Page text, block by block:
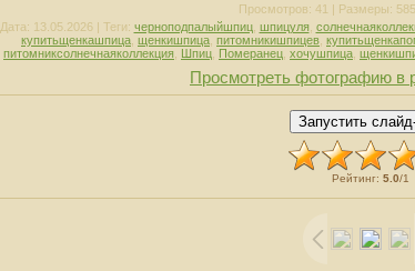
Просмотров: 41 | Размеры:
Дата: 13.05.2026 | Теги: черноподпалыйшпиц, шпицуля,
купитьщенкашпица щенкишпица питомникишпицев
питомниксолнечнаяколлекция Шпиц Померанец хочушпица
Просмотреть фотографию в
Рейтинг: 5.0/1